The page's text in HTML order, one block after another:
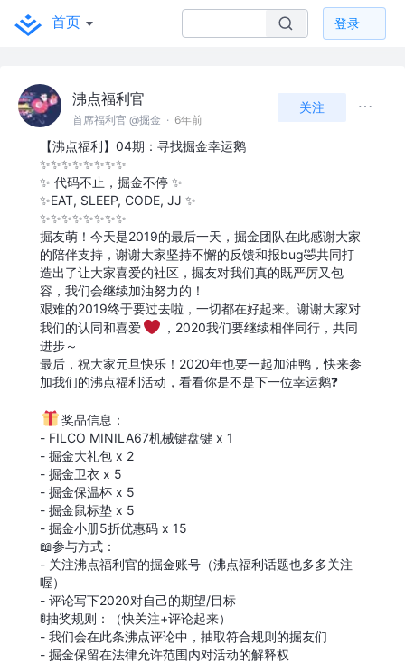
首页 登录
沸点福利官
首席福利官 @掘金 · 6年前
关注
【沸点福利】04期：寻找掘金幸运鹅
✨✨✨✨✨✨✨✨
✨ 代码不止，掘金不停 ✨
✨EAT, SLEEP, CODE, JJ ✨
✨✨✨✨✨✨✨✨
掘友萌！今天是2019的最后一天，掘金团队在此感谢大家
的陪伴支持，谢谢大家坚持不懈的反馈和报bug🤣共同打
造出了让大家喜爱的社区，掘友对我们真的既严厉又包
容，我们会继续加油努力的！
艰难的2019终于要过去啦，一切都在好起来。谢谢大家对
我们的认同和喜爱
️，2020我们要继续相伴同行，共同
进步～
最后，祝大家元旦快乐！2020年也要一起加油鸭，快来参
加我们的沸点福利活动，看看你是不是下一位幸运鹅❓
奖品信息：
- FILCO MINILA67机械键盘键 x 1
- 掘金大礼包 x 2
- 掘金卫衣 x 5
- 掘金保温杯 x 5
- 掘金鼠标垫 x 5
- 掘金小册5折优惠码 x 15
📖参与方式：
- 关注沸点福利官的掘金账号（沸点福利话题也多多关注
喔）
- 评论写下2020对自己的期望/目标
🚦抽奖规则：（快关注+评论起来）
- 我们会在此条沸点评论中，抽取符合规则的掘友们
- 掘金保留在法律允许范围内对活动的解释权